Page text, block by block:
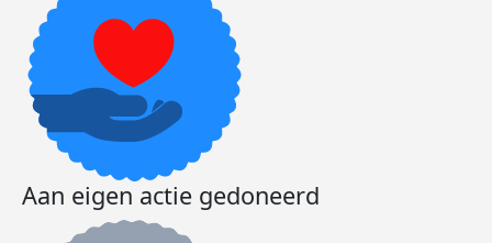
Aan eigen actie gedoneerd